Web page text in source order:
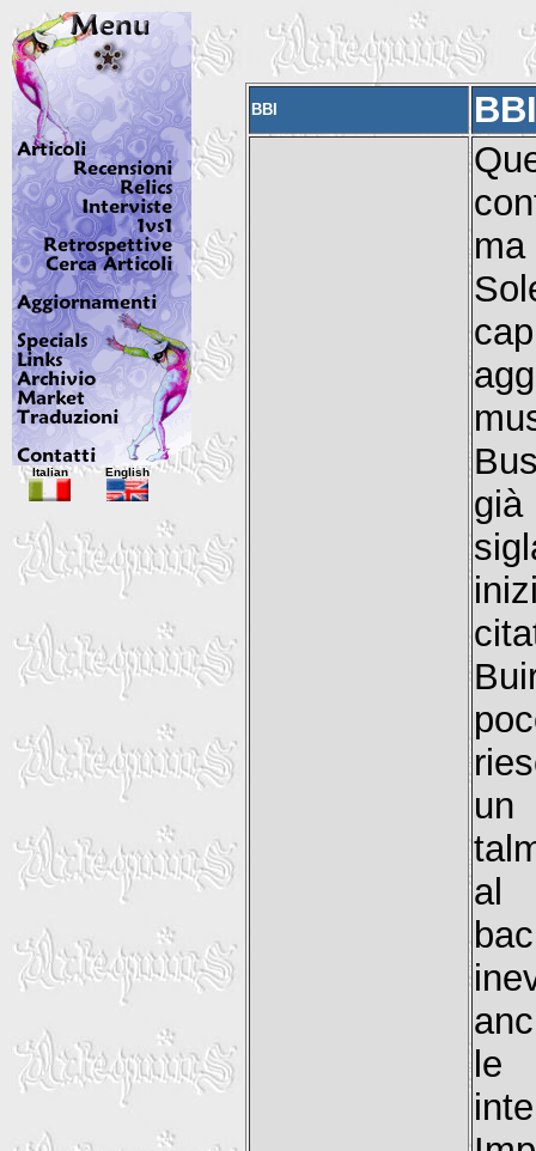
BBI
BBI
già
al
le
Italian English